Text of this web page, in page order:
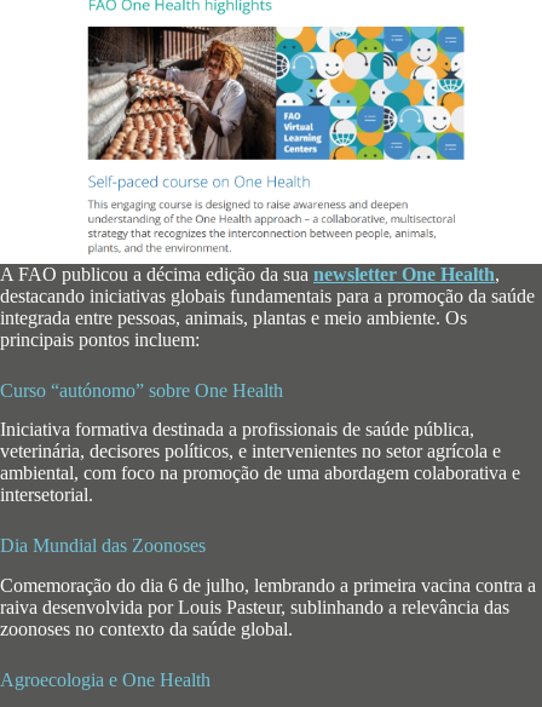
A FAO publicou a décima edição da sua newsletter One Health,
destacando iniciativas globais fundamentais para a promoção da saúde
integrada entre pessoas, animais, plantas e meio ambiente. Os
principais pontos incluem:
Curso “autónomo” sobre One Health
Iniciativa formativa destinada a profissionais de saúde pública,
veterinária, decisores políticos, e intervenientes no setor agrícola e
ambiental, com foco na promoção de uma abordagem colaborativa e
intersetorial.
Dia Mundial das Zoonoses
Comemoração do dia 6 de julho, lembrando a primeira vacina contra a
raiva desenvolvida por Louis Pasteur, sublinhando a relevância das
zoonoses no contexto da saúde global.
Agroecologia e One Health